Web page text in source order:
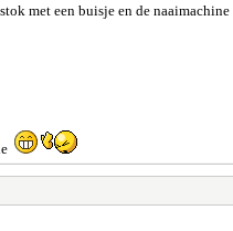
met een buisje en de